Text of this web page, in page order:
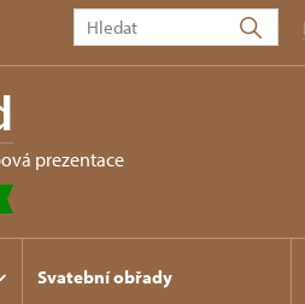
prezentace
Svatební obřady